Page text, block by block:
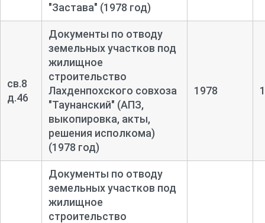
"Застава" (1978 год)
св.8
д.46
Документы по отводу
земельных участков под
жилищное
строительство
Лахденпохского совхоза
"Таунанский" (АПЗ,
выкопировка, акты,
решения исполкома)
(1978 год)
1978
Документы по отводу
земельных участков под
жилищное
строительство